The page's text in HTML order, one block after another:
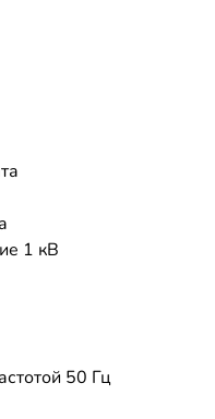
1 кВ
50 Гц